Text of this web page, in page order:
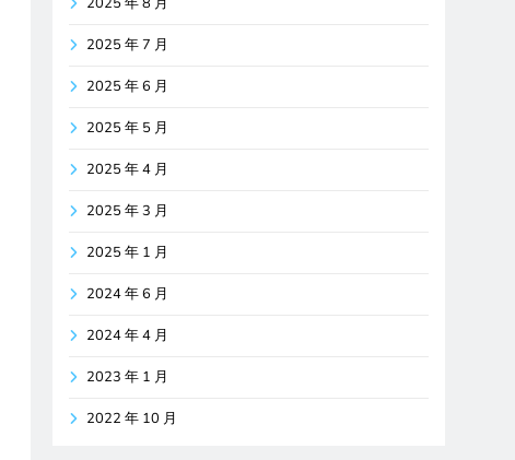
2025 年 7 月
2025 年 6 月
2025 年 5 月
2025 年 4 月
2025 年 3 月
2025 年 1 月
2024 年 6 月
2024 年 4 月
2023 年 1 月
2022 年 10 月